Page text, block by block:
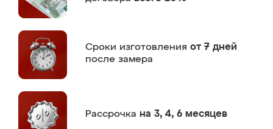
Сроки изготовления от 7 дней
после замера
Рассрочка на 3, 4, 6 месяцев